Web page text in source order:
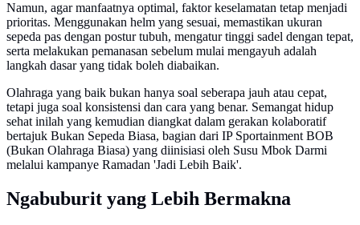
Namun, agar manfaatnya optimal, faktor keselamatan tetap menjadi
prioritas. Menggunakan helm yang sesuai, memastikan ukuran
sepeda pas dengan postur tubuh, mengatur tinggi sadel dengan tepat,
serta melakukan pemanasan sebelum mulai mengayuh adalah
langkah dasar yang tidak boleh diabaikan.
Olahraga yang baik bukan hanya soal seberapa jauh atau cepat,
tetapi juga soal konsistensi dan cara yang benar. Semangat hidup
sehat inilah yang kemudian diangkat dalam gerakan kolaboratif
bertajuk Bukan Sepeda Biasa, bagian dari IP Sportainment BOB
(Bukan Olahraga Biasa) yang diinisiasi oleh Susu Mbok Darmi
melalui kampanye Ramadan 'Jadi Lebih Baik'.
Ngabuburit yang Lebih Bermakna